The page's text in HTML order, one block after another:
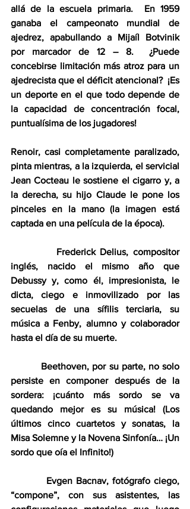
allá de la escuela primaria.  En 1959
ganaba el campeonato mundial de
ajedrez, apabullando a Mijaíl Botvinik
por marcador de 12 – 8.  ¿Puede
concebirse limitación más atroz para un
ajedrecista que el déficit atencional?  ¡Es
un deporte en el que todo depende de
la capacidad de concentración focal,
puntualísima de los jugadores!
Renoir, casi completamente paralizado,
pinta mientras, a la izquierda, el servicial
Jean Cocteau le sostiene el cigarro y, a
la derecha, su hijo Claude le pone los
pinceles en la mano (la imagen está
captada en una película de la época).
Frederick Delius, compositor
inglés, nacido el mismo año que
Debussy y, como él, impresionista, le
dicta, ciego e inmovilizado por las
secuelas de una sífilis terciaria, su
música a Fenby, alumno y colaborador
hasta el día de su muerte.
Beethoven, por su parte, no solo
persiste en componer después de la
sordera: ¡cuánto más sordo se va
quedando mejor es su música! (Los
últimos cinco cuartetos y sonatas, la
Misa Solemne y la Novena Sinfonía… ¡Un
sordo que oía el Infinito!)
Evgen Bacnav, fotógrafo ciego,
“compone”, con sus asistentes, las